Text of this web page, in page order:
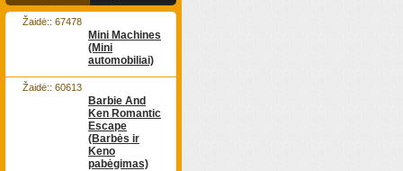
Mini Machines
(Mini
automobiliai)
Žaidė:: 67478
Barbie And
Ken Romantic
Escape
(Barbės ir
Keno
pabėgimas)
Žaidė:: 60613